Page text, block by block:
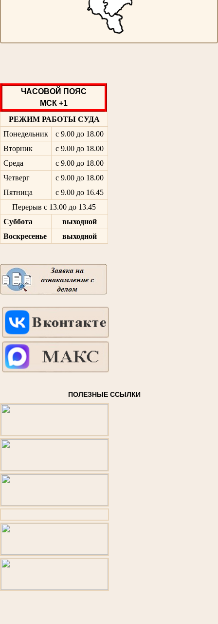
ЧАСОВОЙ ПОЯС
МСК +1
РЕЖИМ РАБОТЫ СУДА
Понедельник
с 9.00 до 18.00
Вторник
с 9.00 до 18.00
Среда
с 9.00 до 18.00
Четверг
с 9.00 до 18.00
Пятница
с 9.00 до 16.45
Перерыв с 13.00 до 13.45
Суббота
выходной
Воскресенье
выходной
ПОЛЕЗНЫЕ ССЫЛКИ